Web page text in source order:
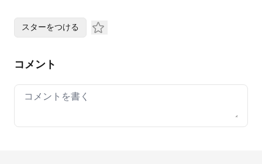
スターをつける
コメント
Your comment